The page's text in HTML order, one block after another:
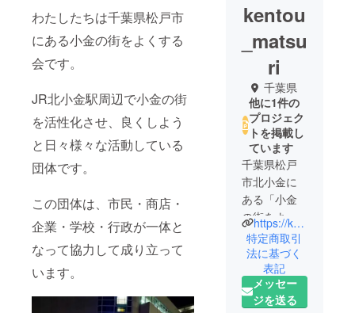
わたしたちは千葉県松戸市
にある小金の街をよくする
会です。
JR北小金駅周辺で小金の街
を活性化させ、良くしよう
と日々様々な活動している
団体です。
この団体は、市民・商店・
企業・学校・行政が一体と
なって協力して成り立って
います。
kentou
_matsu
ri
千葉県
他に1件の
プロジェク
トを掲載し
ています
千葉県松戸
市北小金に
ある「小金
の街をよく
する会」で
す。
千葉県松戸
市北小金周
辺を楽し
https://koganejuku.jimdofree.com/
特定商取引
法に基づく
表記
メッセー
ジを送る